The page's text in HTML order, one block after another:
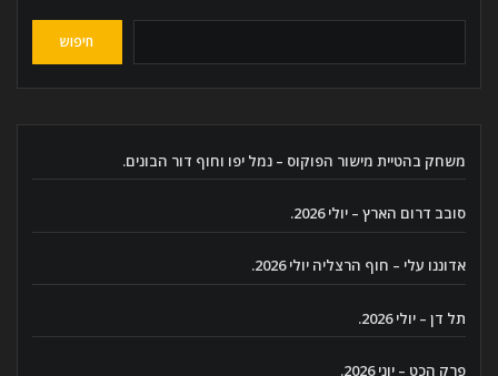
חיפוש
משחק בהטיית מישור הפוקוס – נמל יפו וחוף דור הבונים.
סובב דרום הארץ – יולי 2026.
אדוננו עלי – חוף הרצליה יולי 2026.
תל דן – יולי 2026.
פרק הכט – יוני 2026.